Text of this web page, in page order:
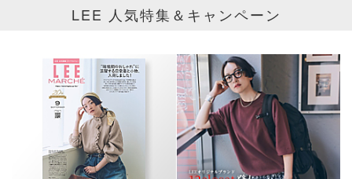
ブランド
コート
サイズ
LEE 人気特集＆キャンペーン